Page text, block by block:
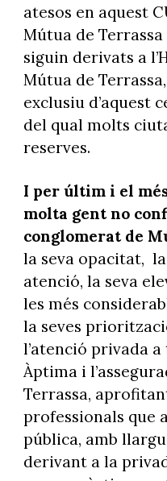
atesos en aquest
Mútua de
siguin derivats a
Mútua de
exclusiu d’aquest
del qual molts
reserves.
I per últim i el
molta gent no
conglomerat de
la seva opacitat,
atenció, la seva
les més
la seves
l’atenció privada a
Àptima i
Terrassa,
professionals que
pública, amb
derivant a la